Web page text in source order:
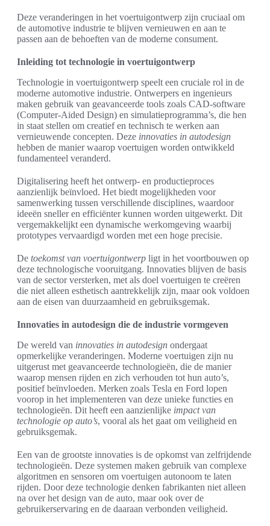
Deze veranderingen in het voertuigontwerp zijn cruciaal om
de automotive industrie te blijven vernieuwen en aan te
passen aan de behoeften van de moderne consument.
Inleiding tot technologie in voertuigontwerp
Technologie in voertuigontwerp speelt een cruciale rol in de
moderne automotive industrie. Ontwerpers en ingenieurs
maken gebruik van geavanceerde tools zoals CAD-software
(Computer-Aided Design) en simulatieprogramma’s, die hen
in staat stellen om creatief en technisch te werken aan
vernieuwende concepten. Deze innovaties in autodesign
hebben de manier waarop voertuigen worden ontwikkeld
fundamenteel veranderd.
Digitalisering heeft het ontwerp- en productieproces
aanzienlijk beïnvloed. Het biedt mogelijkheden voor
samenwerking tussen verschillende disciplines, waardoor
ideeën sneller en efficiënter kunnen worden uitgewerkt. Dit
vergemakkelijkt een dynamische werkomgeving waarbij
prototypes vervaardigd worden met een hoge precisie.
De toekomst van voertuigontwerp ligt in het voortbouwen op
deze technologische vooruitgang. Innovaties blijven de basis
van de sector versterken, met als doel voertuigen te creëren
die niet alleen esthetisch aantrekkelijk zijn, maar ook voldoen
aan de eisen van duurzaamheid en gebruiksgemak.
Innovaties in autodesign die de industrie vormgeven
De wereld van innovaties in autodesign ondergaat
opmerkelijke veranderingen. Moderne voertuigen zijn nu
uitgerust met geavanceerde technologieën, die de manier
waarop mensen rijden en zich verhouden tot hun auto’s,
positief beïnvloeden. Merken zoals Tesla en Ford lopen
voorop in het implementeren van deze unieke functies en
technologieën. Dit heeft een aanzienlijke impact van
technologie op auto’s, vooral als het gaat om veiligheid en
gebruiksgemak.
Een van de grootste innovaties is de opkomst van zelfrijdende
technologieën. Deze systemen maken gebruik van complexe
algoritmen en sensoren om voertuigen autonoom te laten
rijden. Door deze technologie denken fabrikanten niet alleen
na over het design van de auto, maar ook over de
gebruikerservaring en de daaraan verbonden veiligheid.